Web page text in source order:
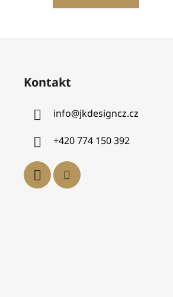
Kontakt
info@jkdesigncz.cz
+420 774 150 392